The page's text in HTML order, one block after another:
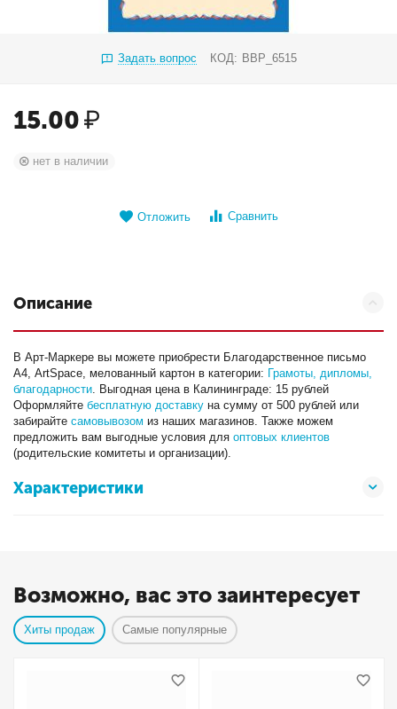
Задать вопрос КОД: BBP_6515
15.00₽
нет в наличии
Отложить Сравнить
Описание
В Арт-Маркере вы можете приобрести Благодарственное письмо
А4, ArtSpace, мелованный картон в категории: Грамоты, дипломы,
благодарности. Выгодная цена в Калининграде: 15 рублей
Оформляйтебесплатную доставку на сумму от 500 рублей или
забирайтесамовывозом из наших магазинов. Также можем
предложить вам выгодные условия дляоптовых клиентов
(родительские комитеты и организации).
Характеристики
Возможно, вас это заинтересует
Хиты продаж Самые популярные